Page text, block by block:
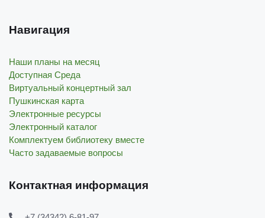
Навигация
Наши планы на месяц
Доступная Среда
Виртуальный концертный зал
Пушкинская карта
Электронные ресурсы
Электронный каталог
Комплектуем библиотеку вместе
Часто задаваемые вопросы
Контактная информация